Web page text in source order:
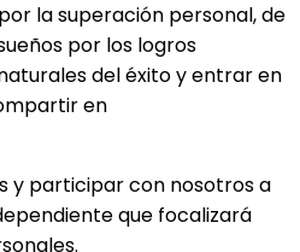
la superación personal, de
por los logros
del éxito y entrar en
en
y participar con nosotros a
que focalizará